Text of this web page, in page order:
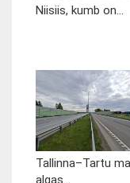
Niisiis, kumb on...
Tallinna–Tartu
algas...